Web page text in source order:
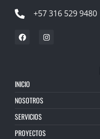
+57 316 529 9480
INICIO
NOSOTROS
SERVICIOS
PROYECTOS